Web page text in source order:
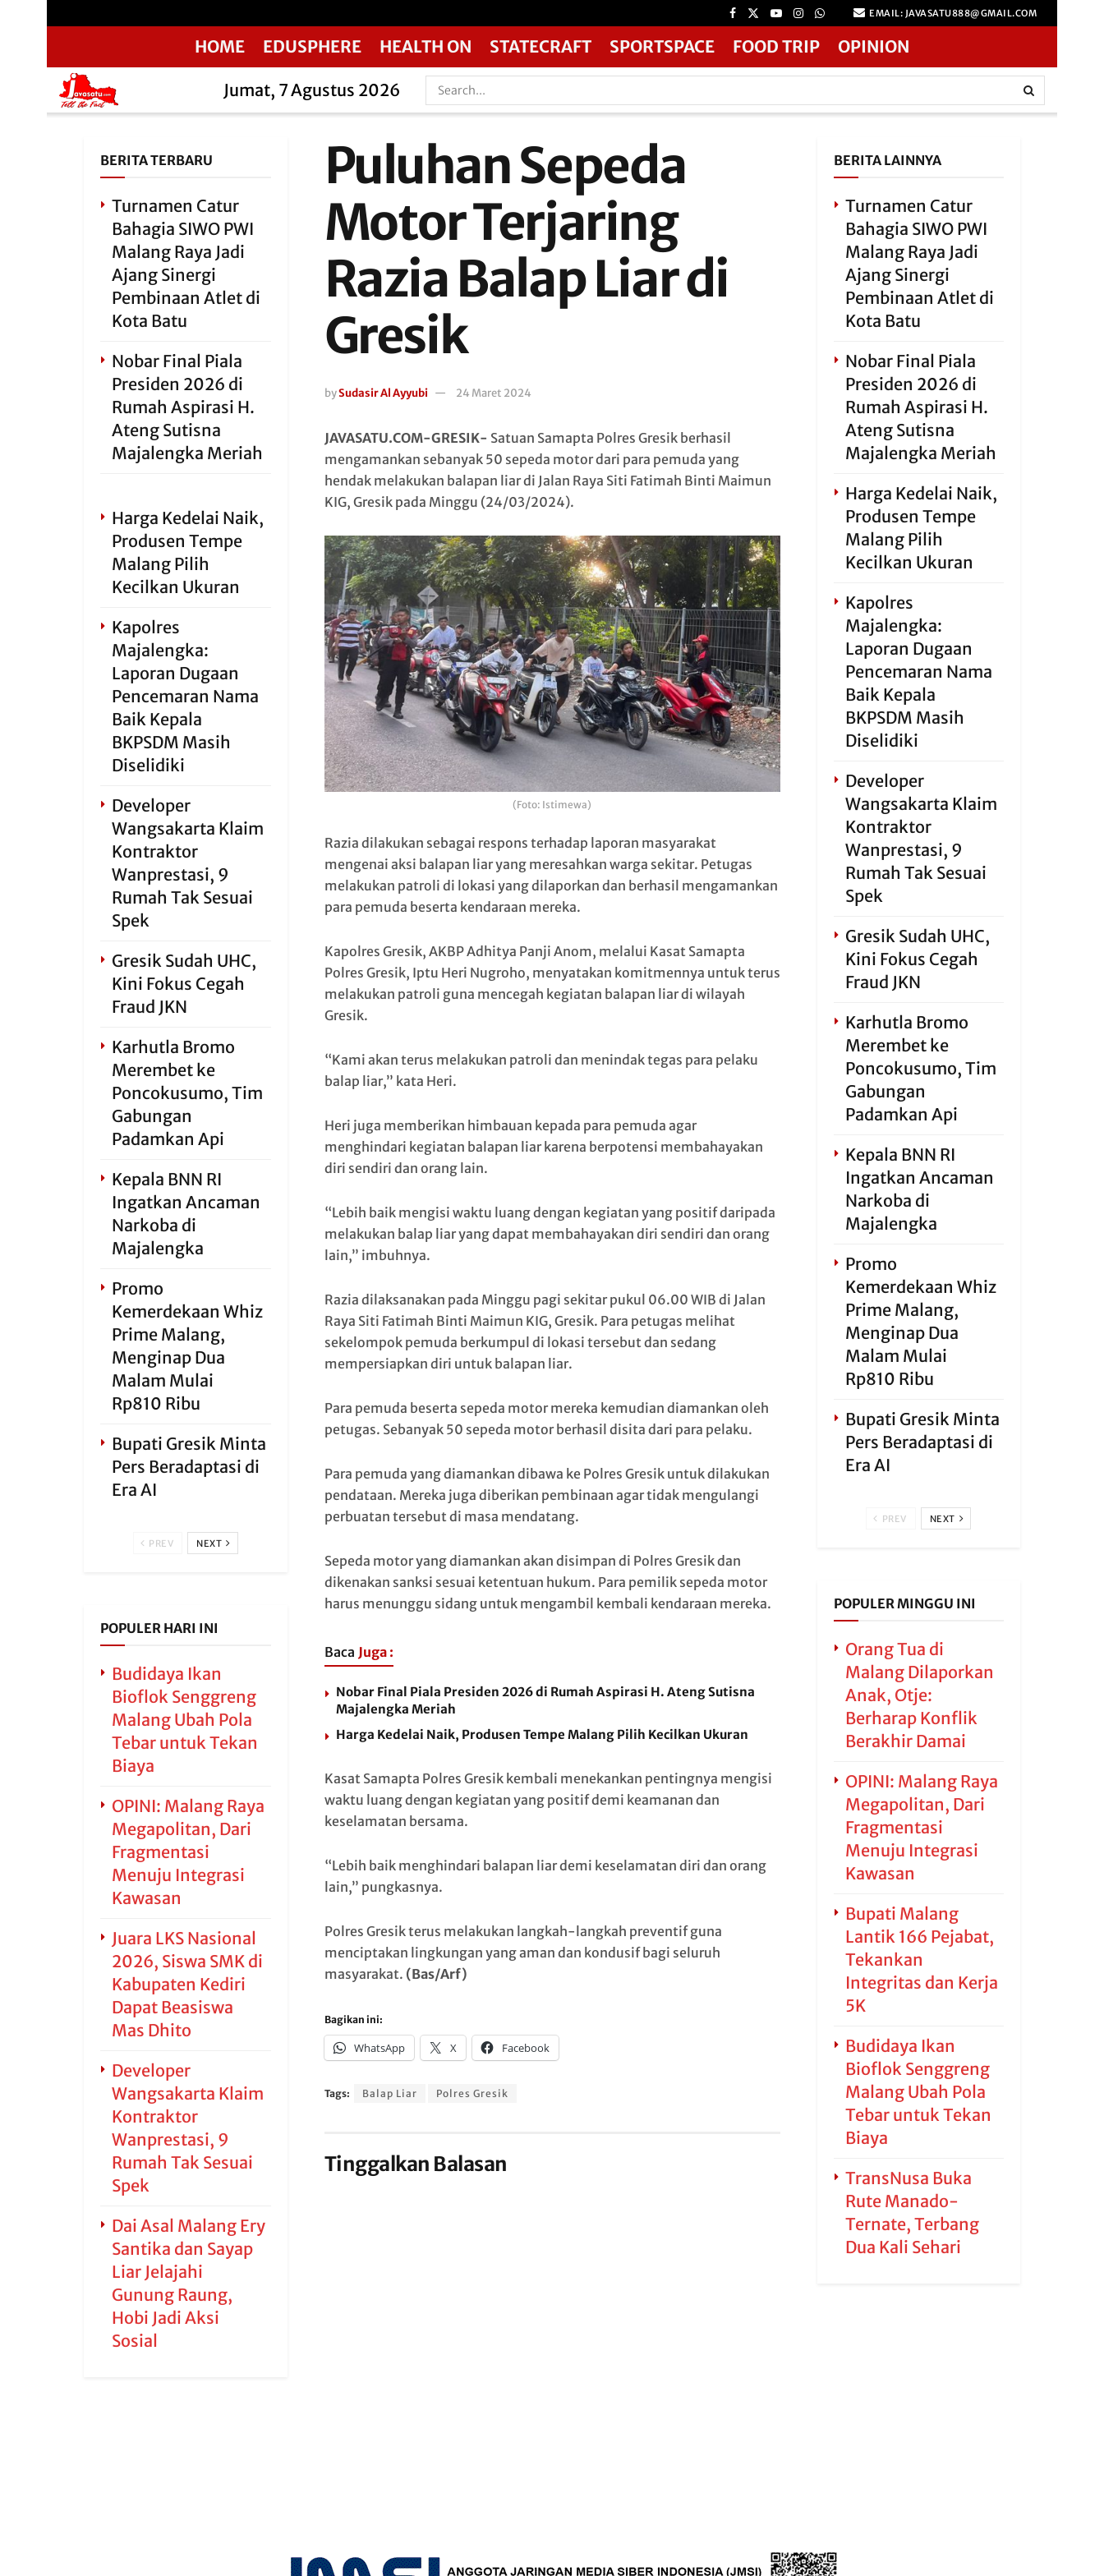
EMAIL: JAVASATU888@GMAIL.COM
HOME EDUSPHERE HEALTH ON STATECRAFT SPORTSPACE FOOD TRIP OPINION
Jumat, 7 Agustus 2026
Puluhan Sepeda
Motor Terjaring
Razia Balap Liar di
Gresik
bySudasir Al Ayyubi 24 Maret 2024
JAVASATU.COM-GRESIK- Satuan Samapta Polres Gresik berhasil
mengamankan sebanyak 50 sepeda motor dari para pemuda yang
hendak melakukan balapan liar di Jalan Raya Siti Fatimah Binti Maimun
KIG, Gresik pada Minggu (24/03/2024).
(Foto: Istimewa)
Razia dilakukan sebagai respons terhadap laporan masyarakat
mengenai aksi balapan liar yang meresahkan warga sekitar. Petugas
melakukan patroli di lokasi yang dilaporkan dan berhasil mengamankan
para pemuda beserta kendaraan mereka.
Kapolres Gresik, AKBP Adhitya Panji Anom, melalui Kasat Samapta
Polres Gresik, Iptu Heri Nugroho, menyatakan komitmennya untuk terus
melakukan patroli guna mencegah kegiatan balapan liar di wilayah
Gresik.
“Kami akan terus melakukan patroli dan menindak tegas para pelaku
balap liar,” kata Heri.
Heri juga memberikan himbauan kepada para pemuda agar
menghindari kegiatan balapan liar karena berpotensi membahayakan
diri sendiri dan orang lain.
“Lebih baik mengisi waktu luang dengan kegiatan yang positif daripada
melakukan balap liar yang dapat membahayakan diri sendiri dan orang
lain,” imbuhnya.
Razia dilaksanakan pada Minggu pagi sekitar pukul 06.00 WIB di Jalan
Raya Siti Fatimah Binti Maimun KIG, Gresik. Para petugas melihat
sekelompok pemuda berkumpul di lokasi tersebut dan sedang
mempersiapkan diri untuk balapan liar.
Para pemuda beserta sepeda motor mereka kemudian diamankan oleh
petugas. Sebanyak 50 sepeda motor berhasil disita dari para pelaku.
Para pemuda yang diamankan dibawa ke Polres Gresik untuk dilakukan
pendataan. Mereka juga diberikan pembinaan agar tidak mengulangi
perbuatan tersebut di masa mendatang.
Sepeda motor yang diamankan akan disimpan di Polres Gresik dan
dikenakan sanksi sesuai ketentuan hukum. Para pemilik sepeda motor
harus menunggu sidang untuk mengambil kembali kendaraan mereka.
Baca Juga :
Nobar Final Piala Presiden 2026 di Rumah Aspirasi H. Ateng Sutisna
Majalengka Meriah
Harga Kedelai Naik, Produsen Tempe Malang Pilih Kecilkan Ukuran
Kasat Samapta Polres Gresik kembali menekankan pentingnya mengisi
waktu luang dengan kegiatan yang positif demi keamanan dan
keselamatan bersama.
“Lebih baik menghindari balapan liar demi keselamatan diri dan orang
lain,” pungkasnya.
Polres Gresik terus melakukan langkah-langkah preventif guna
menciptakan lingkungan yang aman dan kondusif bagi seluruh
masyarakat. (Bas/Arf)
Bagikan ini:
WhatsApp X Facebook
Tags: Balap Liar Polres Gresik
Tinggalkan Balasan
BERITA TERBARU
Turnamen Catur
Bahagia SIWO PWI
Malang Raya Jadi
Ajang Sinergi
Pembinaan Atlet di
Kota Batu
Nobar Final Piala
Presiden 2026 di
Rumah Aspirasi H.
Ateng Sutisna
Majalengka Meriah
Harga Kedelai Naik,
Produsen Tempe
Malang Pilih
Kecilkan Ukuran
Kapolres
Majalengka:
Laporan Dugaan
Pencemaran Nama
Baik Kepala
BKPSDM Masih
Diselidiki
Developer
Wangsakarta Klaim
Kontraktor
Wanprestasi, 9
Rumah Tak Sesuai
Spek
Gresik Sudah UHC,
Kini Fokus Cegah
Fraud JKN
Karhutla Bromo
Merembet ke
Poncokusumo, Tim
Gabungan
Padamkan Api
Kepala BNN RI
Ingatkan Ancaman
Narkoba di
Majalengka
Promo
Kemerdekaan Whiz
Prime Malang,
Menginap Dua
Malam Mulai
Rp810 Ribu
Bupati Gresik Minta
Pers Beradaptasi di
Era AI
PREV NEXT
POPULER HARI INI
Budidaya Ikan
Bioflok Senggreng
Malang Ubah Pola
Tebar untuk Tekan
Biaya
OPINI: Malang Raya
Megapolitan, Dari
Fragmentasi
Menuju Integrasi
Kawasan
Juara LKS Nasional
2026, Siswa SMK di
Kabupaten Kediri
Dapat Beasiswa
Mas Dhito
Developer
Wangsakarta Klaim
Kontraktor
Wanprestasi, 9
Rumah Tak Sesuai
Spek
Dai Asal Malang Ery
Santika dan Sayap
Liar Jelajahi
Gunung Raung,
Hobi Jadi Aksi
Sosial
BERITA LAINNYA
Turnamen Catur
Bahagia SIWO PWI
Malang Raya Jadi
Ajang Sinergi
Pembinaan Atlet di
Kota Batu
Nobar Final Piala
Presiden 2026 di
Rumah Aspirasi H.
Ateng Sutisna
Majalengka Meriah
Harga Kedelai Naik,
Produsen Tempe
Malang Pilih
Kecilkan Ukuran
Kapolres
Majalengka:
Laporan Dugaan
Pencemaran Nama
Baik Kepala
BKPSDM Masih
Diselidiki
Developer
Wangsakarta Klaim
Kontraktor
Wanprestasi, 9
Rumah Tak Sesuai
Spek
Gresik Sudah UHC,
Kini Fokus Cegah
Fraud JKN
Karhutla Bromo
Merembet ke
Poncokusumo, Tim
Gabungan
Padamkan Api
Kepala BNN RI
Ingatkan Ancaman
Narkoba di
Majalengka
Promo
Kemerdekaan Whiz
Prime Malang,
Menginap Dua
Malam Mulai
Rp810 Ribu
Bupati Gresik Minta
Pers Beradaptasi di
Era AI
PREV NEXT
POPULER MINGGU INI
Orang Tua di
Malang Dilaporkan
Anak, Otje:
Berharap Konflik
Berakhir Damai
OPINI: Malang Raya
Megapolitan, Dari
Fragmentasi
Menuju Integrasi
Kawasan
Bupati Malang
Lantik 166 Pejabat,
Tekankan
Integritas dan Kerja
5K
Budidaya Ikan
Bioflok Senggreng
Malang Ubah Pola
Tebar untuk Tekan
Biaya
TransNusa Buka
Rute Manado-
Ternate, Terbang
Dua Kali Sehari